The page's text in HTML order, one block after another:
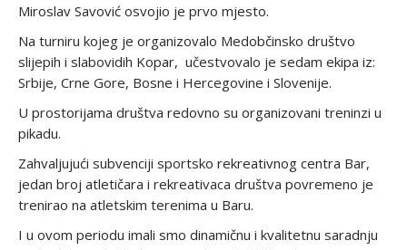
Miroslav Savović osvojio je prvo mjesto.
Na turniru kojeg je organizovalo Medobčinsko društvo
slijepih i slabovidih Kopar, učestvovalo je sedam ekipa iz:
Srbije, Crne Gore, Bosne i Hercegovine i Slovenije.
U prostorijama društva redovno su organizovani treninzi u
pikadu.
Zahvaljujući subvenciji sportsko rekreativnog centra Bar,
jedan broj atletičara i rekreativaca društva povremeno je
trenirao na atletskim terenima u Baru.
I u ovom periodu imali smo dinamičnu i kvalitetnu saradnju